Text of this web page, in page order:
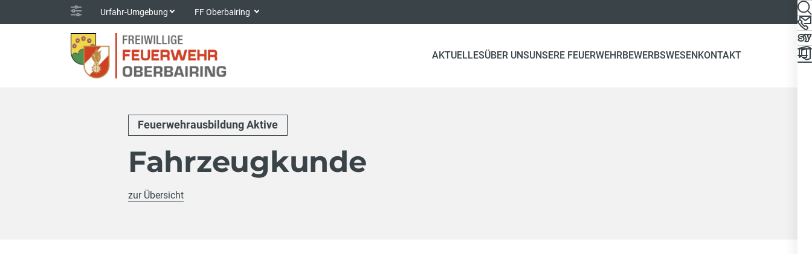
Urfahr-Umgebung FF Oberbairing
AKTUELLESÜBER UNSUNSERE FEUERWEHRBEWERBSWESEN KONTAKT
Feuerwehrausbildung Aktive
Fahrzeugkunde
zur Übersicht